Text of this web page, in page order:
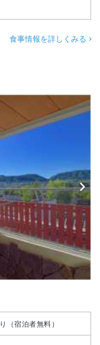
食事情報を詳しくみる
（宿泊者無料）